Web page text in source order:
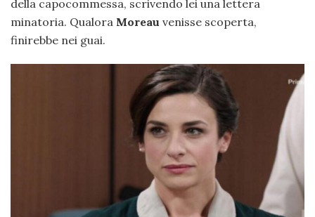
della capocommessa, scrivendo lei una lettera
minatoria. Qualora Moreau venisse scoperta,
finirebbe nei guai.